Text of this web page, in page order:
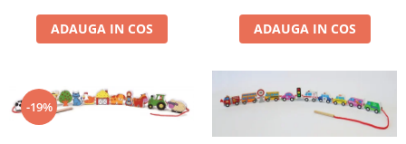
ADAUGA IN COS ADAUGA IN COS
-19%